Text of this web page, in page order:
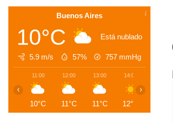
Buenos Aires
10°C Está nublado
5.9 m/s 57% 757 mmHg
11:00
10°C
12:00
11°C
13:00
11°C
14:00
12°C
‹ ›